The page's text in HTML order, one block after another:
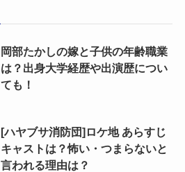
岡部たかしの嫁と子供の年齢職業
は？出身大学経歴や出演歴につい
ても！
[ハヤブサ消防団]ロケ地 あらすじ
キャストは？怖い・つまらないと
言われる理由は？